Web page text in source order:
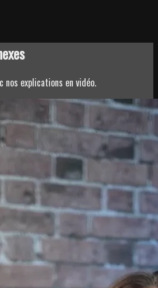
nos explications en vidéo.